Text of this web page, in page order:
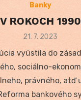
Banky
ROKOCH
Posted
21. 7. 2023
vyústila do
sociálno-
právného, atď
bankového